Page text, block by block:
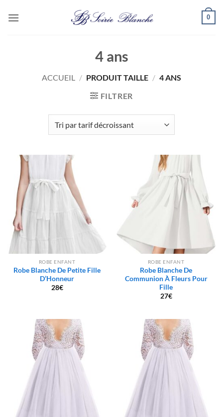
0
4 ans
ACCUEIL / PRODUIT TAILLE / 4 ANS
FILTRER
ROBE ENFANT
Robe Blanche De Petite Fille
D’Honneur
28€
ROBE ENFANT
Robe Blanche De
Communion À Fleurs Pour
Fille
27€